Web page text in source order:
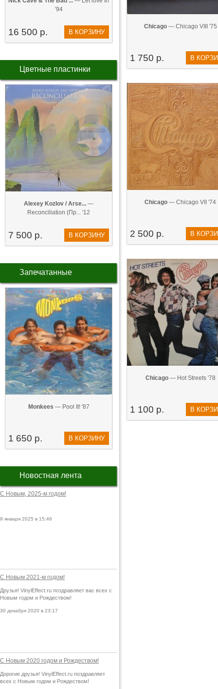
'94
16 500 р. В КОРЗИНУ
Цветные пластинки
Alexey Kozlov / Arse... —
Reconciliation (Пр... '12
7 500 р. В КОРЗИНУ
Запечатанные
Monkees — Pool It! '87
1 650 р. В КОРЗИНУ
Новостная лента
С Новым, 2025-м годом!
9 января 2025 в 15:46
С Новым 2021-м годом!
Друзья! VinylEffect.ru поздравляет вас всех с
Новым годом и Рождеством!
30 декабря 2020 в 23:17
С Новым 2020 годом и Рождеством!
Дорогие друзья! VinylEffect.ru поздравляет
всех с Новым годом и Рождеством!
Chicago— Chicago VIII '75
1 750 р. В
Chicago — Chicago VII '74
2 500 р. В
Chicago— Hot Streets '78
1 100 р. В